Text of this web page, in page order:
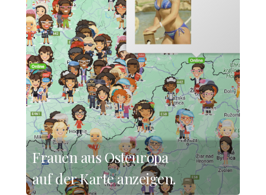
Frauen aus Osteuropa
auf der Karte anzeigen.